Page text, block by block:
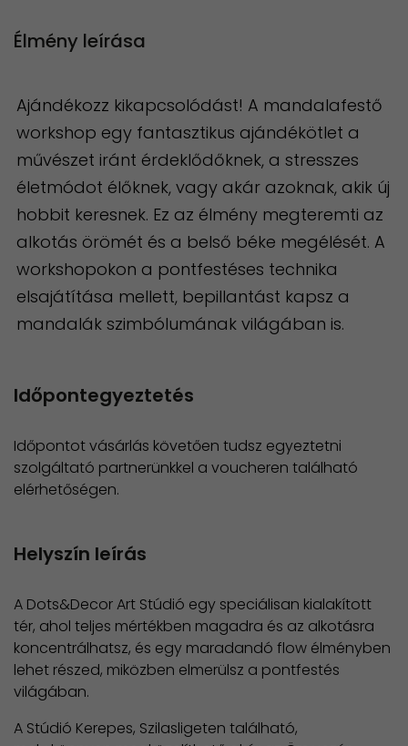
Élmény leírása
Ajándékozz kikapcsolódást! A mandalafestő
workshop egy fantasztikus ajándékötlet a
művészet iránt érdeklődőknek, a stresszes
életmódot élőknek, vagy akár azoknak, akik új
hobbit keresnek. Ez az élmény megteremti az
alkotás örömét és a belső béke megélését. A
workshopokon a pontfestéses technika
elsajátítása mellett, bepillantást kapsz a
mandalák szimbólumának világában is.
Időpontegyeztetés
Időpontot vásárlás követően tudsz egyeztetni
szolgáltató partnerünkkel a voucheren található
elérhetőségen.
Helyszín leírás
A Dots&Decor Art Stúdió egy speciálisan kialakított
tér, ahol teljes mértékben magadra és az alkotásra
koncentrálhatsz, és egy maradandó flow élményben
lehet részed, miközben elmerülsz a pontfestés
világában.
A Stúdió Kerepes, Szilasligeten található,